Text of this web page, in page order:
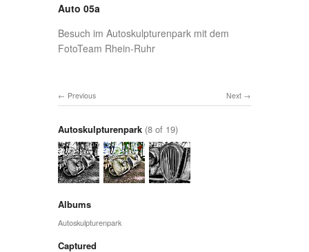
Auto 05a
Besuch im Autoskulpturenpark mit dem
FotoTeam Rhein-Ruhr
Next
Previous
Autoskulpturenpark (8 of 19)
Albums
Autoskulpturenpark
Captured